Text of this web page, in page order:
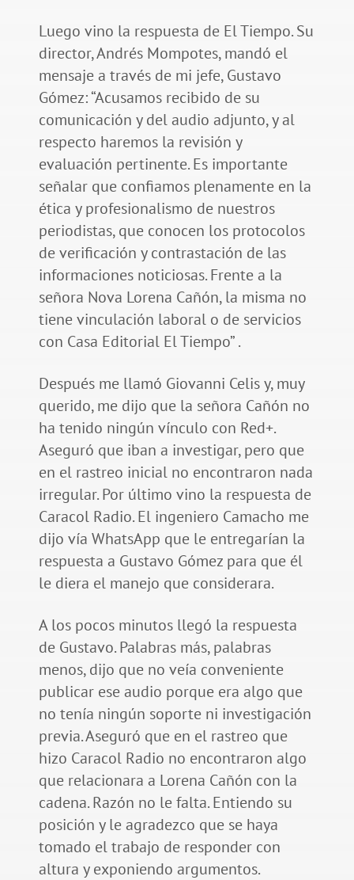
Luego vino la respuesta de El Tiempo. Su
director, Andrés Mompotes, mandó el
mensaje a través de mi jefe, Gustavo
Gómez: “Acusamos recibido de su
comunicación y del audio adjunto, y al
respecto haremos la revisión y
evaluación pertinente. Es importante
señalar que confiamos plenamente en la
ética y profesionalismo de nuestros
periodistas, que conocen los protocolos
de verificación y contrastación de las
informaciones noticiosas. Frente a la
señora Nova Lorena Cañón, la misma no
tiene vinculación laboral o de servicios
con Casa Editorial El Tiempo” .
Después me llamó Giovanni Celis y, muy
querido, me dijo que la señora Cañón no
ha tenido ningún vínculo con Red+.
Aseguró que iban a investigar, pero que
en el rastreo inicial no encontraron nada
irregular. Por último vino la respuesta de
Caracol Radio. El ingeniero Camacho me
dijo vía WhatsApp que le entregarían la
respuesta a Gustavo Gómez para que él
le diera el manejo que considerara.
A los pocos minutos llegó la respuesta
de Gustavo. Palabras más, palabras
menos, dijo que no veía conveniente
publicar ese audio porque era algo que
no tenía ningún soporte ni investigación
previa. Aseguró que en el rastreo que
hizo Caracol Radio no encontraron algo
que relacionara a Lorena Cañón con la
cadena. Razón no le falta. Entiendo su
posición y le agradezco que se haya
tomado el trabajo de responder con
altura y exponiendo argumentos.